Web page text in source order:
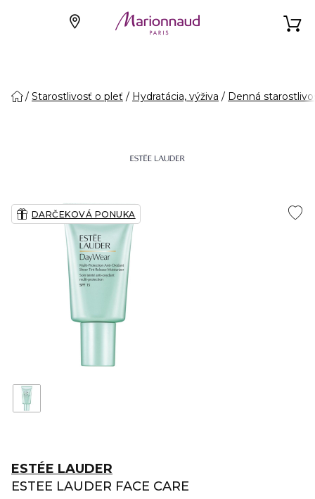
Starostlivosť o pleť Hydratácia, výživa Denná
DARČEKOVÁ PONUKA
ESTÉE LAUDER
ESTEE LAUDER FACE CARE